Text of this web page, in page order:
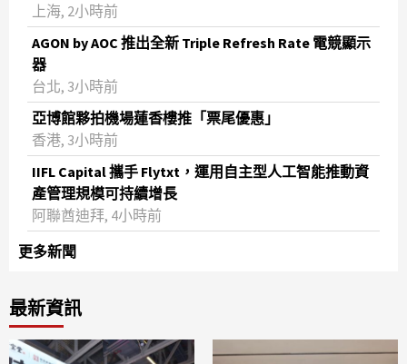
上海, 2小時前
AGON by AOC 推出全新 Triple Refresh Rate 電競顯示
器
台北, 3小時前
亞博館夥拍機場蓮香樓推「票尾優惠」
香港, 3小時前
IIFL Capital 攜手 Flytxt，運用自主型人工智能推動資
產管理規模可持續增長
阿聯酋迪拜, 4小時前
更多新聞
最新資訊